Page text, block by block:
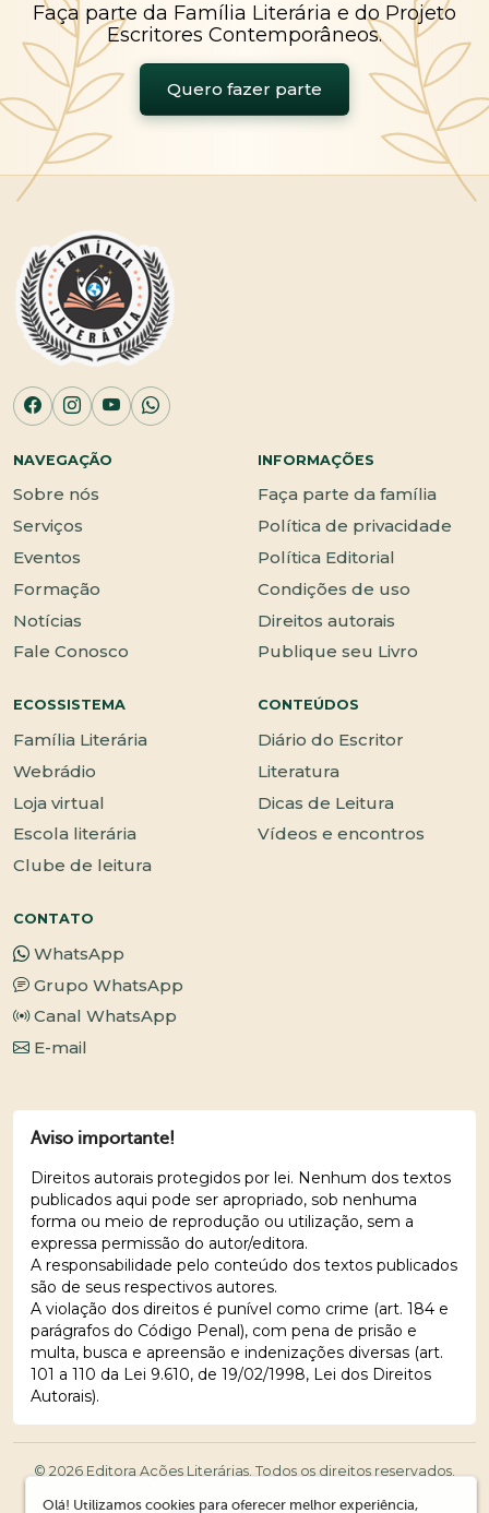
Faça parte da Família Literária e do Projeto
Escritores Contemporâneos.
Quero fazer parte
NAVEGAÇÃO
Sobre nós
Serviços
Eventos
Formação
Notícias
Fale Conosco
INFORMAÇÕES
Faça parte da família
Política de privacidade
Política Editorial
Condições de uso
Direitos autorais
Publique seu Livro
ECOSSISTEMA
Família Literária
Webrádio
Loja virtual
Escola literária
Clube de leitura
CONTEÚDOS
Diário do Escritor
Literatura
Dicas de Leitura
Vídeos e encontros
CONTATO
WhatsApp
Grupo WhatsApp
Canal WhatsApp
E-mail
Aviso importante!
Direitos autorais protegidos por lei. Nenhum dos textos
publicados aqui pode ser apropriado, sob nenhuma
forma ou meio de reprodução ou utilização, sem a
expressa permissão do autor/editora.
A responsabilidade pelo conteúdo dos textos publicados
são de seus respectivos autores.
A violação dos direitos é punível como crime (art. 184 e
parágrafos do Código Penal), com pena de prisão e
multa, busca e apreensão e indenizações diversas (art.
101 a 110 da Lei 9.610, de 19/02/1998, Lei dos Direitos
Autorais).
© 2026 Editora Ações Literárias. Todos os direitos reservados.
Olá! Utilizamos cookies para oferecer melhor experiência,